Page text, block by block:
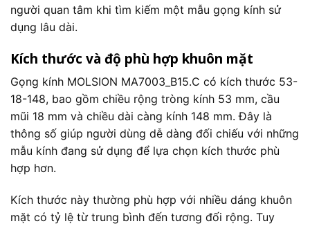
người quan tâm khi tìm kiếm một mẫu gọng kính sử
dụng lâu dài.
Kích thước và độ phù hợp khuôn mặt
Gọng kính MOLSION MA7003_B15.C có kích thước 53-
18-148, bao gồm chiều rộng tròng kính 53 mm, cầu
mũi 18 mm và chiều dài càng kính 148 mm. Đây là
thông số giúp người dùng dễ dàng đối chiếu với những
mẫu kính đang sử dụng để lựa chọn kích thước phù
hợp hơn.
Kích thước này thường phù hợp với nhiều dáng khuôn
mặt có tỷ lệ từ trung bình đến tương đối rộng. Tuy